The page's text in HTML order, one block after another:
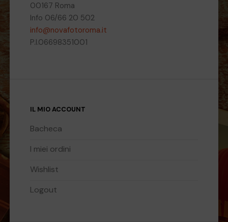
00167 Roma
Info 06/66 20 502
info@novafotoroma.it
P.I.06698351001
IL MIO ACCOUNT
Bacheca
I miei ordini
Wishlist
Logout